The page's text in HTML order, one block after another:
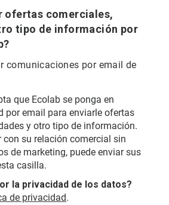
ofertas comerciales,
tipo de información por
comunicaciones por email de
que Ecolab se ponga en
por email para enviarle ofertas
y otro tipo de información.
con su relación comercial sin
de marketing, puede enviar sus
casilla.
la privacidad de los datos?
de privacidad.